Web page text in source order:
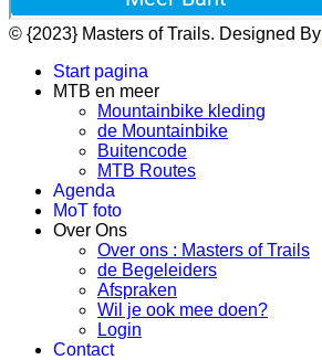
© {2023} Masters of Trails. Designed By
Start pagina
MTB en meer
Mountainbike kleding
de Mountainbike
Buitencode
MTB Routes
Agenda
MoT foto
Over Ons
Over ons : Masters of Trails
de Begeleiders
Afspraken
Wil je ook mee doen?
Login
Contact